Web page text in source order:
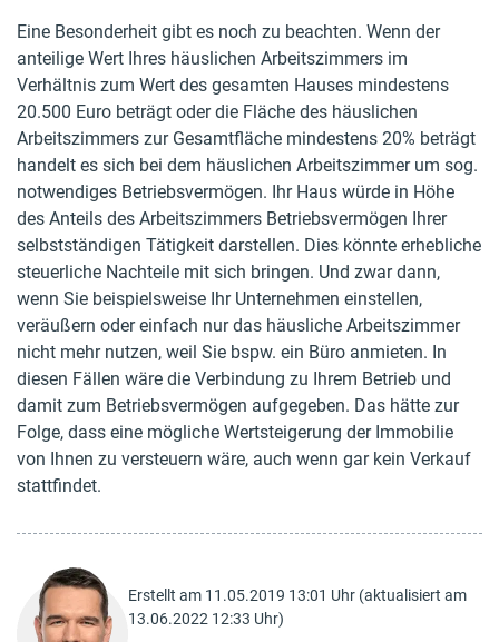
Eine Besonderheit gibt es noch zu beachten. Wenn der
anteilige Wert Ihres häuslichen Arbeitszimmers im
Verhältnis zum Wert des gesamten Hauses mindestens
20.500 Euro beträgt oder die Fläche des häuslichen
Arbeitszimmers zur Gesamtfläche mindestens 20% beträgt
handelt es sich bei dem häuslichen Arbeitszimmer um sog.
notwendiges Betriebsvermögen. Ihr Haus würde in Höhe
des Anteils des Arbeitszimmers Betriebsvermögen Ihrer
selbstständigen Tätigkeit darstellen. Dies könnte erhebliche
steuerliche Nachteile mit sich bringen. Und zwar dann,
wenn Sie beispielsweise Ihr Unternehmen einstellen,
veräußern oder einfach nur das häusliche Arbeitszimmer
nicht mehr nutzen, weil Sie bspw. ein Büro anmieten. In
diesen Fällen wäre die Verbindung zu Ihrem Betrieb und
damit zum Betriebsvermögen aufgegeben. Das hätte zur
Folge, dass eine mögliche Wertsteigerung der Immobilie
von Ihnen zu versteuern wäre, auch wenn gar kein Verkauf
stattfindet.
Erstellt am 11.05.2019 13:01 Uhr (aktualisiert am
13.06.2022 12:33 Uhr)